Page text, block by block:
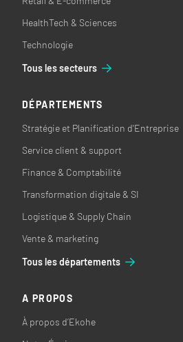
HealthTech & Sciences
Technologie
Tous les secteurs
DÉPARTEMENTS
Stratégie et Planification d'Entreprise
Service client & support
Finance & Comptabilité
Transformation digitale & SI
Logistique & Supply Chain
Vente & marketing
Tous les départements
A PROPOS
À propos d’Ekohe